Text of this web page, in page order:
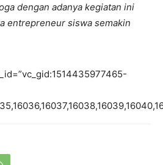
dengan adanya kegiatan ini
entrepreneur siswa semakin